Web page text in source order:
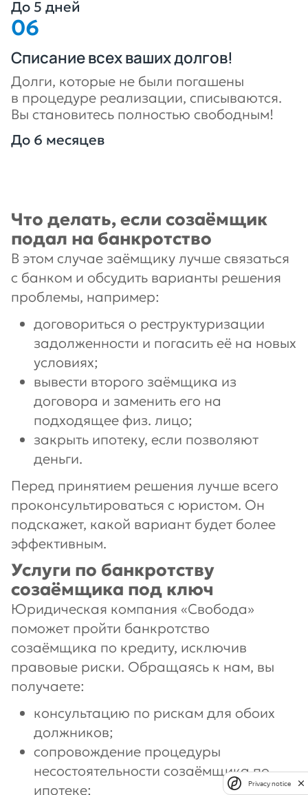
До 5 дней
Списание всех ваших долгов!
Долги, которые не были погашены
в процедуре реализации, списываются.
Вы становитесь полностью свободным!
До 6 месяцев
Что делать, если созаёмщик
подал на банкротство
В этом случае заёмщику лучше связаться
с банком и обсудить варианты решения
проблемы, например:
договориться о реструктуризации
задолженности и погасить её на новых
условиях;
вывести второго заёмщика из
договора и заменить его на
подходящее физ. лицо;
закрыть ипотеку, если позволяют
деньги.
Перед принятием решения лучше всего
проконсультироваться с юристом. Он
подскажет, какой вариант будет более
эффективным.
Услуги по банкротству
созаёмщика под ключ
Юридическая компания «Свобода»
поможет пройти банкротство
созаёмщика по кредиту, исключив
правовые риски. Обращаясь к нам, вы
получаете:
консультацию по рискам для обоих
должников;
сопровождение процедуры
несостоятельности созаёмщика по
ипотеке;
Privacy notice